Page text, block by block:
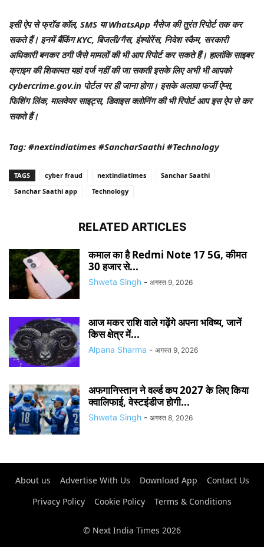
इसी ऐप से फ्रॉड कॉल, SMS या WhatsApp मैसेज की तुरंत रिपोर्ट तक कर
सकते हैं। इनमें बैंकिंग KYC, बिजली/गैस, इंश्योरेंस, निवेश स्कैम, सरकारी
अधिकारी बनकर ठगी जैसे मामलों की भी आप रिपोर्ट कर सकते हैं। हालांकि साइबर
क्राइम की शिकायत यहां दर्ज नहीं की जा सकती इसके लिए अभी भी आपको
cybercrime.gov.in पोर्टल पर ही जाना होगा। इसके अलावा फर्जी ऐप्स,
फिशिंग लिंक, मालवेयर साइट्स, डिवाइस क्लोनिंग की भी रिपोर्ट आप इस ऐप से कर
सकते हैं।
Tag: #nextindiatimes #SancharSaathi #Technology
TAGS cyber fraud nextindiatimes
Sanchar Saathi
Sanchar Saathi app
Technology
RELATED ARTICLES
कमाल का है Redmi Note 17 5G, कीमत
30 हजार से...
Shweta Singh - अगस्त 9, 2026
आज मकर राशि वाले गढ़ेंगे अपना भविष्य, जानें
किस क्षेत्र में...
Alpana Sharma - अगस्त 9, 2026
अफगानिस्तान ने वर्ल्ड कप 2027 के लिए किया
क्वालिफाई, वेस्टइंडीज होगी...
Shweta Singh - अगस्त 8, 2026
About us Advertise With Us Download App
Contact Us
Privacy Policy
Cookie Policy Terms & Conditions
© Next India Times 2026